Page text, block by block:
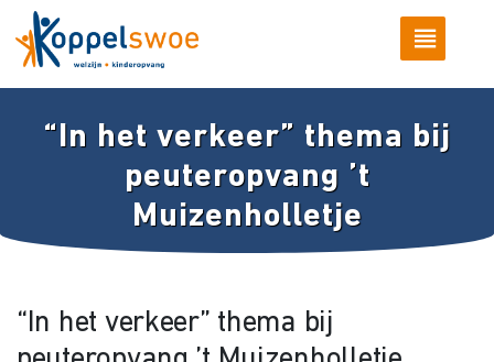
“In het verkeer” thema bij
peuteropvang ’t
Muizenholletje
“In het verkeer” thema bij